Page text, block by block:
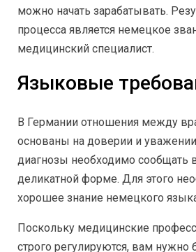
можно начать зарабатывать.
процесса является немецкое
медицинский специалист.
Языковые
В Германии отношения между
основаны на доверии и
диагнозы необходимо сообщать
деликатной форме. Для этого
хорошее знание немецкого
Поскольку медицинские
строго регулируются, вам нужно